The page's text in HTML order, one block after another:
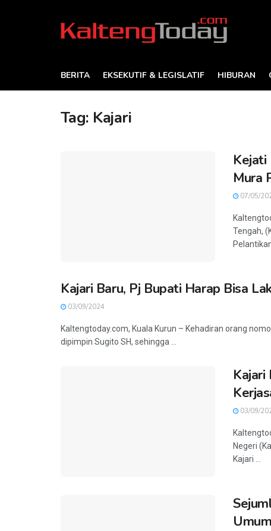
BERITA EKSEKUTIF & LEGISLATIF HIBURAN
Tag: Kajari
Kejati
Mura
07/05/
Tengah,
Kajari Baru, Pj Bupati Harap Bisa
03/09/2024
Kaltengtoday.com, Kuala Kurun – Kehadiran orang
dipimpin Sugito SH, sehingga ...
Kajari
03/09/
Negeri
Kajari ...